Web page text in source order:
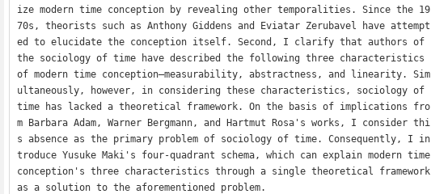
ize modern time conception by revealing other temporalities. Since the 19
70s, theorists such as Anthony Giddens and Eviatar Zerubavel have attempt
ed to elucidate the conception itself. Second, I clarify that authors of
the sociology of time have described the following three characteristics
of modern time conception—measurability, abstractness, and linearity. Sim
ultaneously, however, in considering these characteristics, sociology of
time has lacked a theoretical framework. On the basis of implications fro
m Barbara Adam, Warner Bergmann, and Hartmut Rosa's works, I consider thi
s absence as the primary problem of sociology of time. Consequently, I in
troduce Yusuke Maki's four-quadrant schema, which can explain modern time
conception's three characteristics through a single theoretical framework
as a solution to the aforementioned problem.